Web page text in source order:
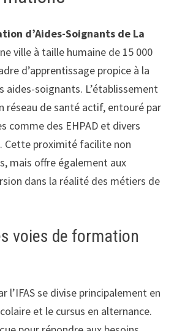
d’Aides-Soignants de La
ville à taille humaine de 15 000
d’apprentissage propice à la
soignants. L’établissement
réseau de santé actif, entouré par
comme des EHPAD et divers
Cette proximité facilite non
mais offre également aux
dans la réalité des métiers de
voies de formation
l’IFAS se divise principalement en
et le cursus en alternance.